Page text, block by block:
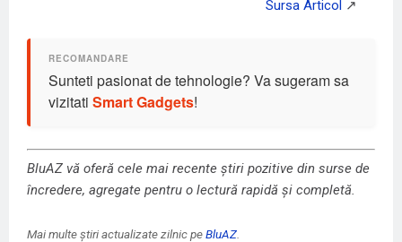
Sunteti pasionat de tehnologie? Va sugeram sa
vizitati Smart Gadgets!
BluAZ vă oferă cele mai recente știri pozitive din surse de
încredere, agregate pentru o lectură rapidă și completă.
Mai multe știri actualizate zilnic peBluAZ